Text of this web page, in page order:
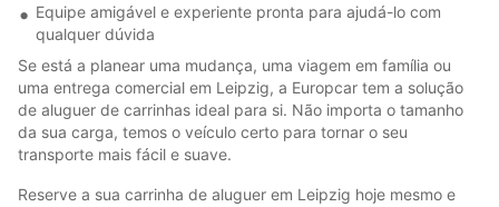
Equipe amigável e experiente pronta para ajudá-lo com
qualquer dúvida
Se está a planear uma mudança, uma viagem em família ou
uma entrega comercial em Leipzig, a Europcar tem a solução
de aluguer de carrinhas ideal para si. Não importa o tamanho
da sua carga, temos o veículo certo para tornar o seu
transporte mais fácil e suave.
Reserve a sua carrinha de aluguer em Leipzig hoje mesmo e